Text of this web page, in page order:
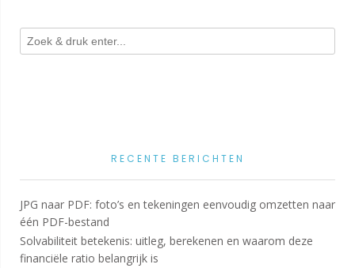
RECENTE BERICHTEN
JPG naar PDF: foto’s en tekeningen eenvoudig omzetten naar
één PDF-bestand
Solvabiliteit betekenis: uitleg, berekenen en waarom deze
financiële ratio belangrijk is